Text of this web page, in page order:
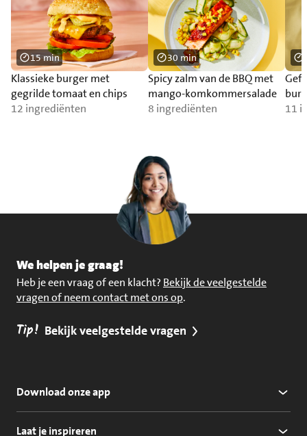
Klassieke burger met
gegrilde tomaat en chips
12 ingrediënten
15 min
Spicy zalm van de BBQ met
mango-komkommersalade
8 ingrediënten
30 min
11
We helpen je graag!
Heb je een vraag of een klacht? Bekijk de veelgestelde
vragen of neem contact met ons op.
Tip! Bekijk veelgestelde vragen
Download onze app
Laat je inspireren